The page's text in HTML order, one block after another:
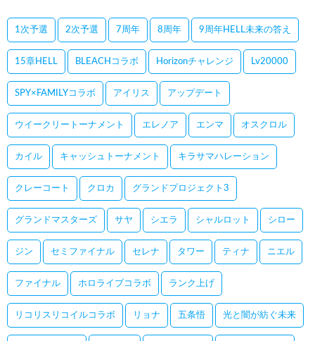
1次予選 2次予選 7周年 8周年 9周年HELL未来の答え
15章HELL BLEACHコラボ Horizonチャレンジ Lv20000
SPY×FAMILYコラボ アイリス アップデート
ウイークリートーナメント エレノア エンマ オスクロル
カイル キャッシュトーナメント キラサマハレーション
クレーコート クロカ グランドプロジェクト3
グランドマスターズ サヤ シエラ シャルロット シロー
ジン セミファイナル セレナ タワー ティナ ニエル
ファイナル ホロライブコラボ ランク上げ
リコリスリコイルコラボ リョナ 五条悟 光と闇が紡ぐ未来